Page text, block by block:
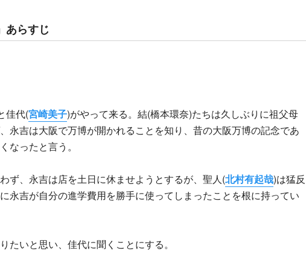
あらすじ
佳代(宮崎美子)がやって来る。結(橋本環奈)たちは久しぶりに祖父母
永吉は大阪で万博が開かれることを知り、昔の大阪万博の記念であ
なったと言う。
ず、永吉は店を土日に休ませようとするが、聖人(北村有起哉)は猛反
永吉が自分の進学費用を勝手に使ってしまったことを根に持ってい
たいと思い、佳代に聞くことにする。